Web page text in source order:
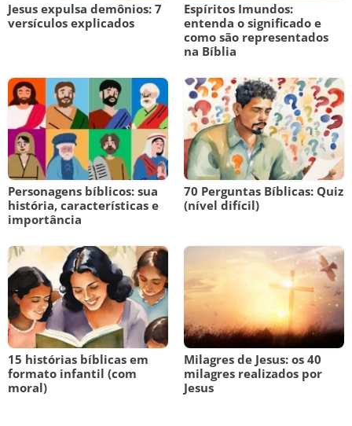
Jesus expulsa demônios: 7
versículos explicados
Espíritos Imundos:
entenda o significado e
como são representados
na Bíblia
Personagens bíblicos: sua
história, características e
importância
70 Perguntas Bíblicas: Quiz
(nível difícil)
15 histórias bíblicas em
formato infantil (com
moral)
Milagres de Jesus: os 40
milagres realizados por
Jesus